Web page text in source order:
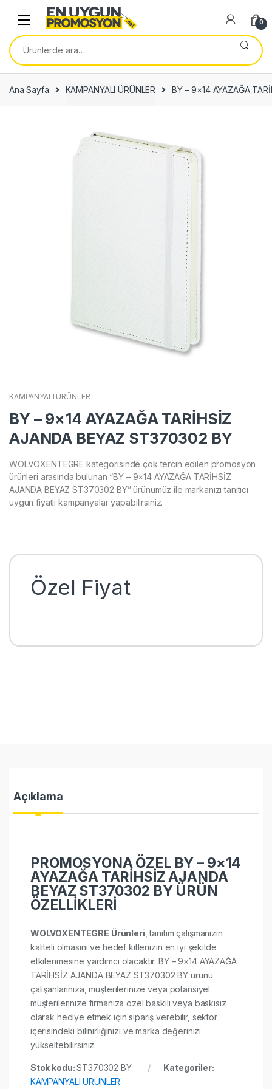
navigation
content
0
Ara:
Ana Sayfa KAMPANYALI ÜRÜNLER BY – 9×14 AYAZAĞA
KAMPANYALI ÜRÜNLER
BY – 9×14 AYAZAĞA TARİHSİZ
AJANDA BEYAZ ST370302 BY
WOLVOXENTEGRE kategorisinde çok tercih edilen promosyon
ürünleri arasında bulunan “BY – 9×14 AYAZAĞA TARİHSİZ
AJANDA BEYAZ ST370302 BY” ürünümüz ile markanızı tanıtıcı
uygun fiyatlı kampanyalar yapabilirsiniz.
Özel Fiyat
Açıklama
PROMOSYONA ÖZEL BY – 9×14
AYAZAĞA TARİHSİZ AJANDA
BEYAZ ST370302 BY ÜRÜN
ÖZELLİKLERİ
WOLVOXENTEGRE Ürünleri , tanıtım çalışmanızın
kaliteli olmasını ve hedef kitlenizin en iyi şekilde
etkilenmesine yardımcı olacaktır. BY – 9×14 AYAZAĞA
TARİHSİZ AJANDA BEYAZ ST370302 BY ürünü
çalışanlarınıza, müşterilerinize veya potansiyel
müşterilerinize firmanıza özel baskılı veya baskısız
olarak hediye etmek için sipariş verebilir, sektör
içerisindeki bilinirliğinizi ve marka değerinizi
yükseltebilirsiniz.
Stok kodu:ST370302 BY
Kategoriler:
KAMPANYALI ÜRÜNLER